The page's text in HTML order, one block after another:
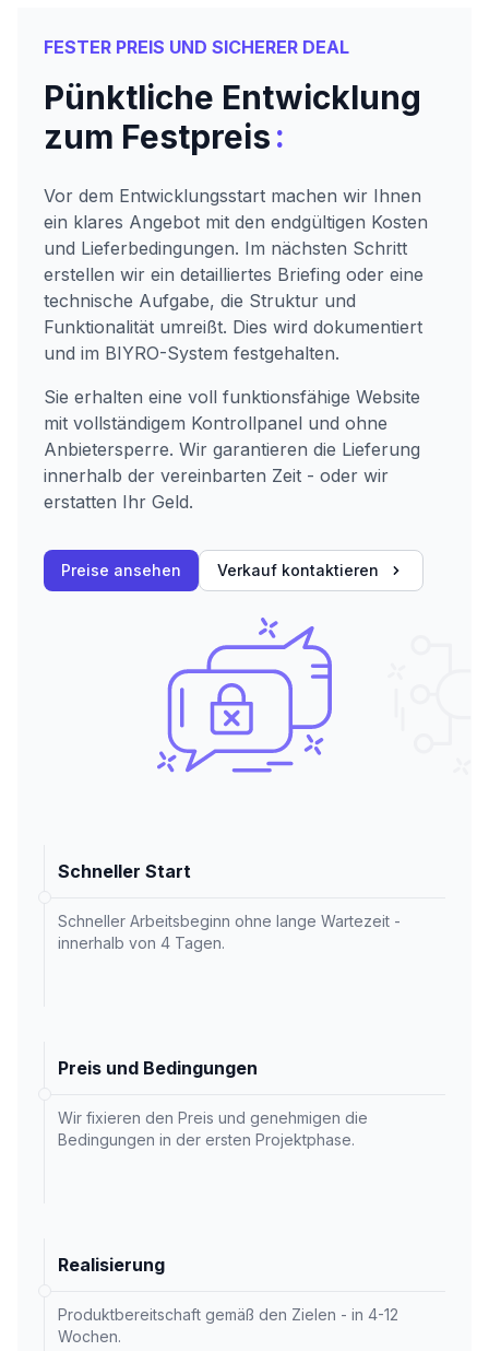
FESTER PREIS UND SICHERER DEAL
Pünktliche Entwicklung
zum Festpreis:
Vor dem Entwicklungsstart machen wir Ihnen
ein klares Angebot mit den endgültigen Kosten
und Lieferbedingungen. Im nächsten Schritt
erstellen wir ein detailliertes Briefing oder eine
technische Aufgabe, die Struktur und
Funktionalität umreißt. Dies wird dokumentiert
und im BIYRO-System festgehalten.
Sie erhalten eine voll funktionsfähige Website
mit vollständigem Kontrollpanel und ohne
Anbietersperre. Wir garantieren die Lieferung
innerhalb der vereinbarten Zeit - oder wir
erstatten Ihr Geld.
Preise ansehen Verkauf kontaktieren
Schneller Start
Schneller Arbeitsbeginn ohne lange Wartezeit -
innerhalb von 4 Tagen.
Preis und Bedingungen
Wir fixieren den Preis und genehmigen die
Bedingungen in der ersten Projektphase.
Realisierung
Produktbereitschaft gemäß den Zielen - in 4-12
Wochen.